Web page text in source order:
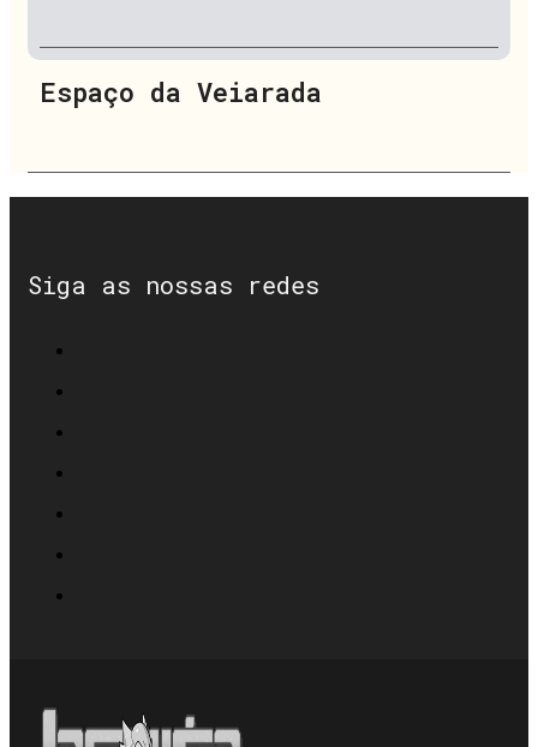
Espaço da Veiarada
Siga as nossas redes